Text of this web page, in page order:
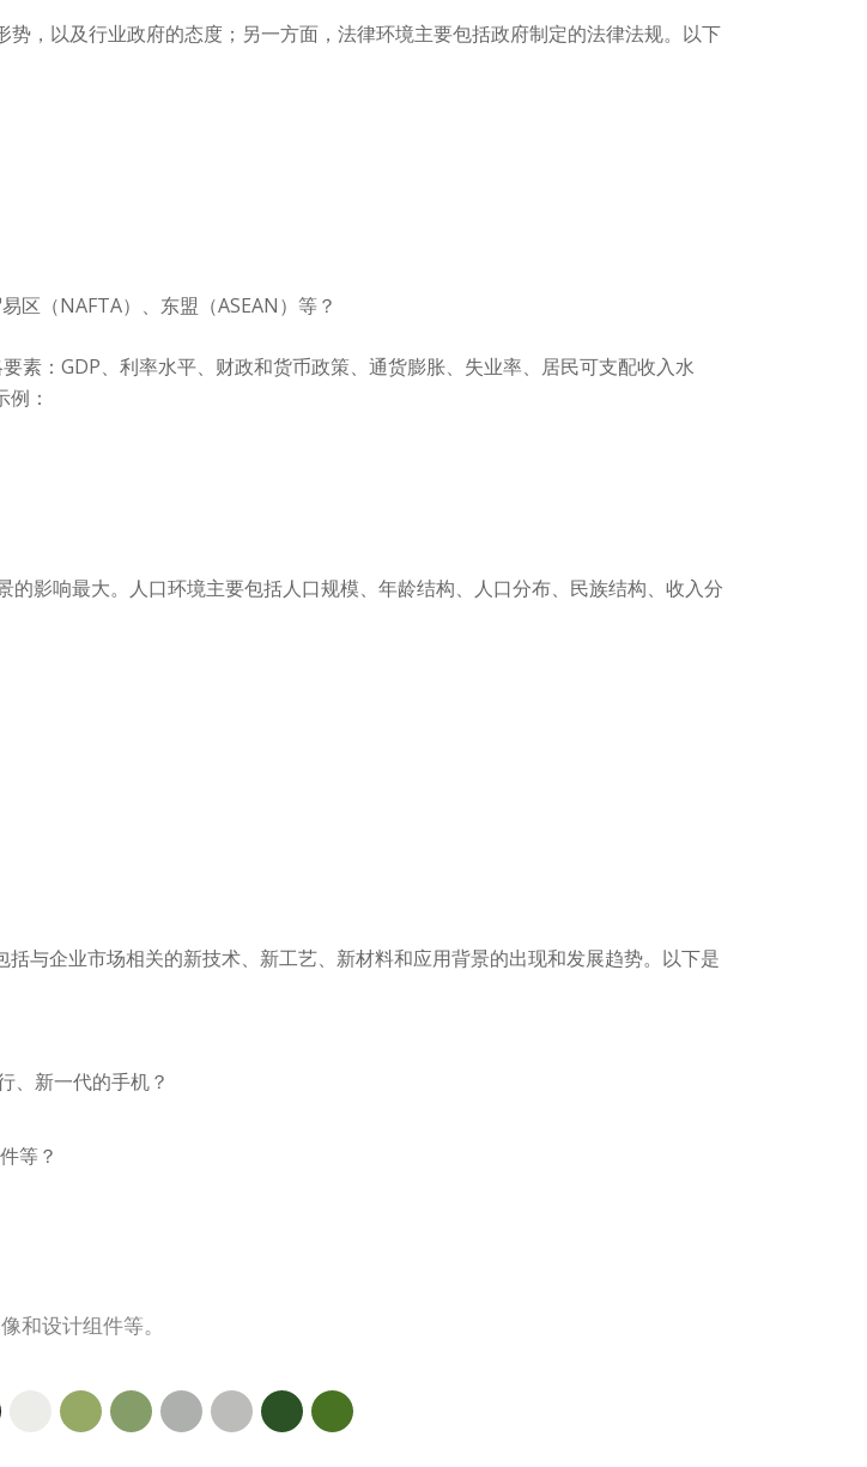
，以及行业政府的态度；另一方面，法律环境主要包括政府制定的法律法规。以下
区（NAFTA）、东盟（ASEAN）等？
：GDP、利率水平、财政和货币政策、通货膨胀、失业率、居民可支配收入水
：
影响最大。人口环境主要包括人口规模、年龄结构、人口分布、民族结构、收入分
与企业市场相关的新技术、新工艺、新材料和应用背景的出现和发展趋势。以下是
、新一代的手机？
等？
和设计组件等。